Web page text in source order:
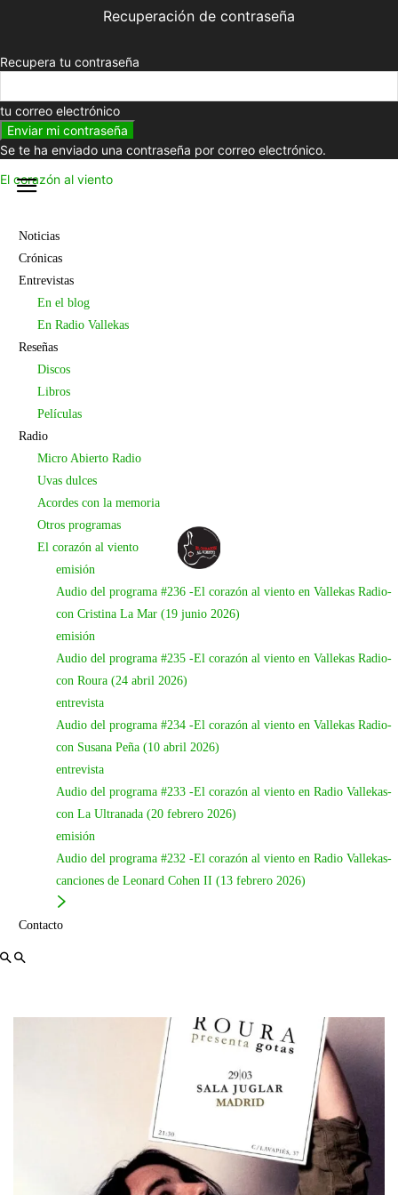
Recuperación de contraseña
Recupera tu contraseña
tu correo electrónico
Se te ha enviado una contraseña por correo electrónico.
El corazón al viento
Noticias
Crónicas
Entrevistas
En el blog
En Radio Vallekas
Reseñas
Discos
Libros
Películas
Radio
Micro Abierto Radio
Uvas dulces
Acordes con la memoria
Otros programas
El corazón al viento
emisión
Audio del programa #236 -El corazón al viento en Vallekas Radio-
con Cristina La Mar (19 junio 2026)
emisión
Audio del programa #235 -El corazón al viento en Vallekas Radio-
con Roura (24 abril 2026)
entrevista
Audio del programa #234 -El corazón al viento en Vallekas Radio-
con Susana Peña (10 abril 2026)
entrevista
Audio del programa #233 -El corazón al viento en Radio Vallekas-
con La Ultranada (20 febrero 2026)
emisión
Audio del programa #232 -El corazón al viento en Radio Vallekas-
canciones de Leonard Cohen II (13 febrero 2026)
Contacto
será presentado en conciertoen Madrid el miércoles 29
de marzo en la Sala Juglar
siguienteenlace de entradium
https://entradium.com/events/roura-en-juglar-presentacion-